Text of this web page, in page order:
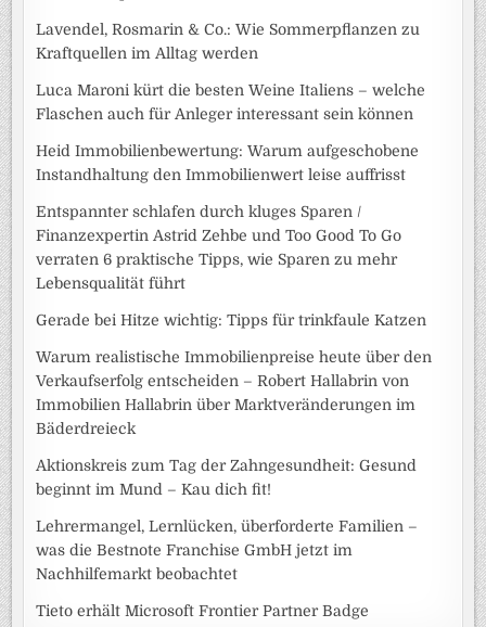
Lavendel, Rosmarin & Co.: Wie Sommerpflanzen zu
Kraftquellen im Alltag werden
Luca Maroni kürt die besten Weine Italiens – welche
Flaschen auch für Anleger interessant sein können
Heid Immobilienbewertung: Warum aufgeschobene
Instandhaltung den Immobilienwert leise auffrisst
Entspannter schlafen durch kluges Sparen /
Finanzexpertin Astrid Zehbe und Too Good To Go
verraten 6 praktische Tipps, wie Sparen zu mehr
Lebensqualität führt
Gerade bei Hitze wichtig: Tipps für trinkfaule Katzen
Warum realistische Immobilienpreise heute über den
Verkaufserfolg entscheiden – Robert Hallabrin von
Immobilien Hallabrin über Marktveränderungen im
Bäderdreieck
Aktionskreis zum Tag der Zahngesundheit: Gesund
beginnt im Mund – Kau dich fit!
Lehrermangel, Lernlücken, überforderte Familien –
was die Bestnote Franchise GmbH jetzt im
Nachhilfemarkt beobachtet
Tieto erhält Microsoft Frontier Partner Badge